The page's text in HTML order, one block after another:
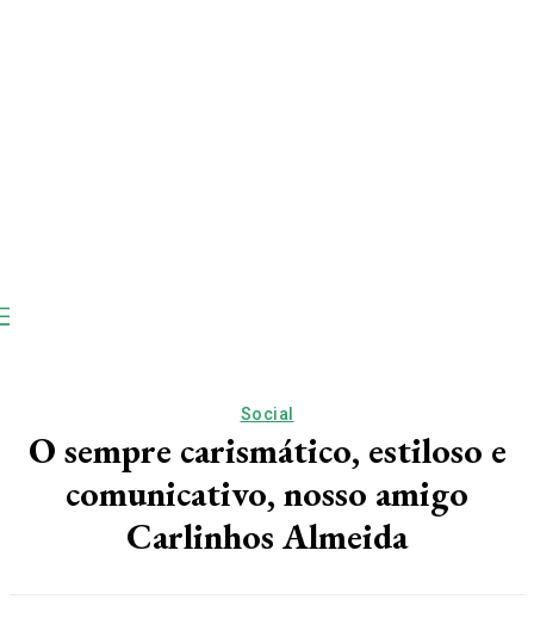
Social
O sempre carismático, estiloso e
comunicativo, nosso amigo
Carlinhos Almeida